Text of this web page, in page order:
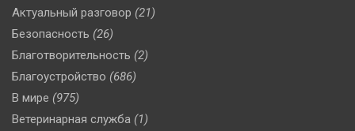
Актуальный разговор (21)
Безопасность (26)
Благотворительность (2)
Благоустройство (686)
В мире (975)
Ветеринарная служба (1)